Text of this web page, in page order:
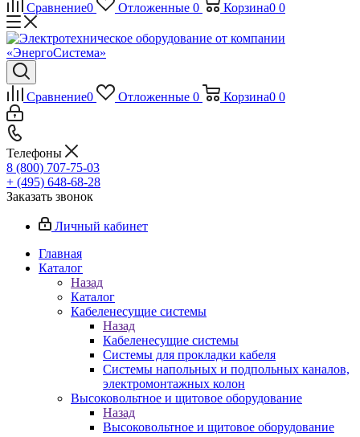
Сравнение0 Отложенные 0 Корзина0 0
Сравнение0 Отложенные 0 Корзина0 0
Телефоны
8 (800) 707-75-03
+ (495) 648-68-28
Заказать звонок
Личный кабинет
Главная
Каталог
Назад
Каталог
Кабеленесущие системы
Назад
Кабеленесущие системы
Системы для прокладки кабеля
Системы напольных и подпольных каналов,
электромонтажных колон
Высоковольтное и щитовое оборудование
Назад
Высоковольтное и щитовое оборудование